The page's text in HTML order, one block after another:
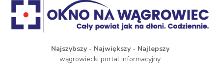
Najszybszy - Największy - Najlepszy
wągrowiecki portal informacyjny